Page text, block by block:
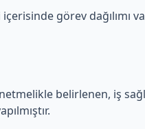
görev dağılımı
belirlenen, iş